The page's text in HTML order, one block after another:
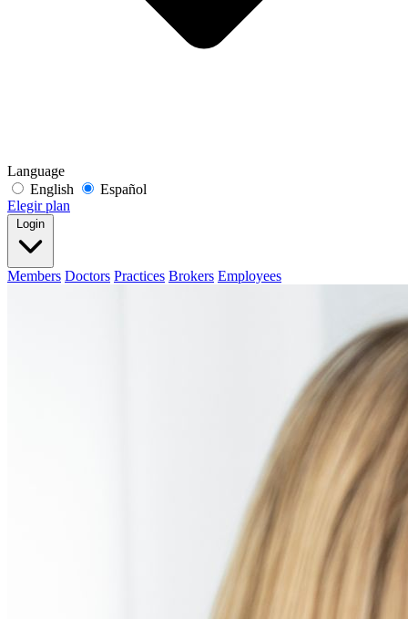
Language
English
Español
Elegir plan
Login
Members Doctors Practices Brokers Employees